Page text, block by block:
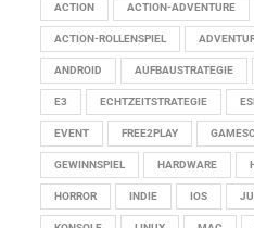
ACTION ACTION-ADVENTURE
ACTION-ROLLENSPIEL
ANDROID AUFBAUSTRATEGIE
E3 ECHTZEITSTRATEGIE
EVENT FREE2PLAY
GEWINNSPIEL HARDWARE
HORROR INDIE IOS